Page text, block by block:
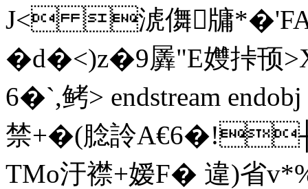
J< 淲儛牗* �'FA/
�d�<)z�9羼"E孇挊顸
6�`,鲓> endstream
禁+�(腍詅
TMo汙襟+嫒F� 違)省